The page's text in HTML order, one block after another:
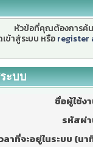
หัวข้อที่คุณต้องการค้
เข้าสู่ระบบ หรือ register
ะบบ
ชื่อผู้ใช้ง
รหัสผ่
ลาที่จะอยู่ในระบบ (นา